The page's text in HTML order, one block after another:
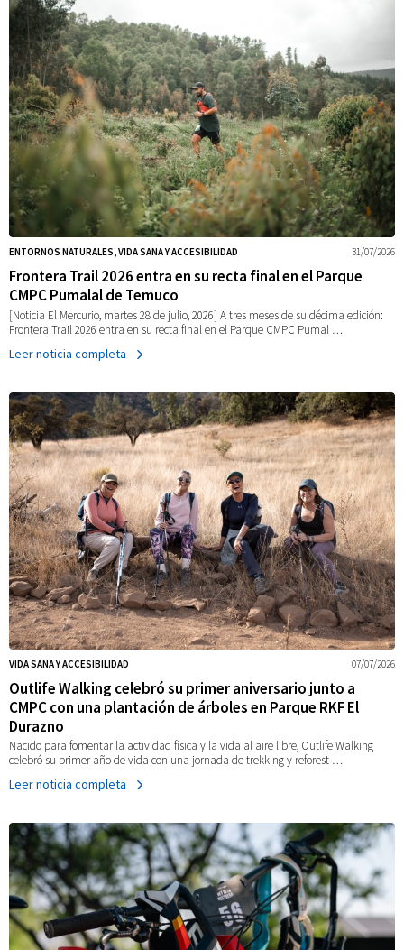
31/07/2026
ENTORNOS NATURALES, VIDA SANA Y ACCESIBILIDAD
Frontera Trail 2026 entra en su recta final en el Parque
CMPC Pumalal de Temuco
[Noticia El Mercurio, martes 28 de julio, 2026] A tres meses de su décima edición:
Frontera Trail 2026 entra en su recta final en el Parque CMPC Pumal …
Leer noticia completa
07/07/2026
VIDA SANA Y ACCESIBILIDAD
Outlife Walking celebró su primer aniversario junto a
CMPC con una plantación de árboles en Parque RKF El
Durazno
Nacido para fomentar la actividad física y la vida al aire libre, Outlife Walking
celebró su primer año de vida con una jornada de trekking y reforest …
Leer noticia completa